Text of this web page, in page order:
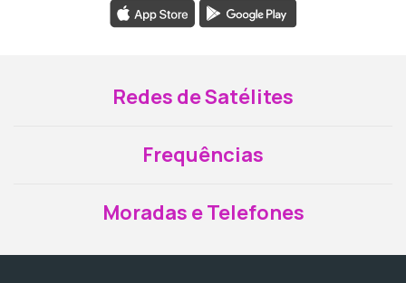
Redes de Satélites
Frequências
Moradas e Telefones